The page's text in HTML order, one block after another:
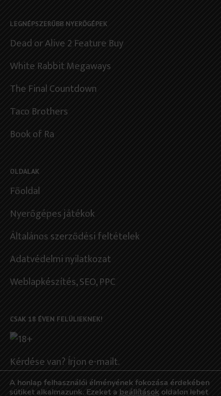
LEGNÉPSZERŰBB NYERŐGÉPEK
Dead or Alive 2 Feature Buy
White Rabbit Megaways
The Final Countdown
Taco Brothers
Book of Ra
OLDALAK
Főoldal
Nyerőgépes játékok
Általános szerződési feltételek
Adatvédelmi nyilatkozat
Weblapkészítés, SEO, PPC
CSAK 18 ÉVEN FELÜLIEKNEK!
Kérdése van? Írjon e-mailt.
Felelősségteljes szerencsejáték
A honlap felhasználói élményének fokozása érdekében
sütiket alkalmazunk. Ezeket a beállítások oldalon lehet